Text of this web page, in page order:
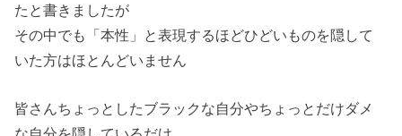
たと書きましたが
その中でも「本性」と表現するほどひどいものを隠して
いた方はほとんどいません
皆さんちょっとしたブラックな自分やちょっとだけダメ